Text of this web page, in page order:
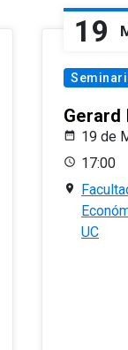
19
Gerard
19 de
17:00
UC